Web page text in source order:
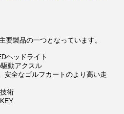
要製品の一つとなっています。
ヘッドライト
動アクスル
安全なゴルフカートのより高い走
術